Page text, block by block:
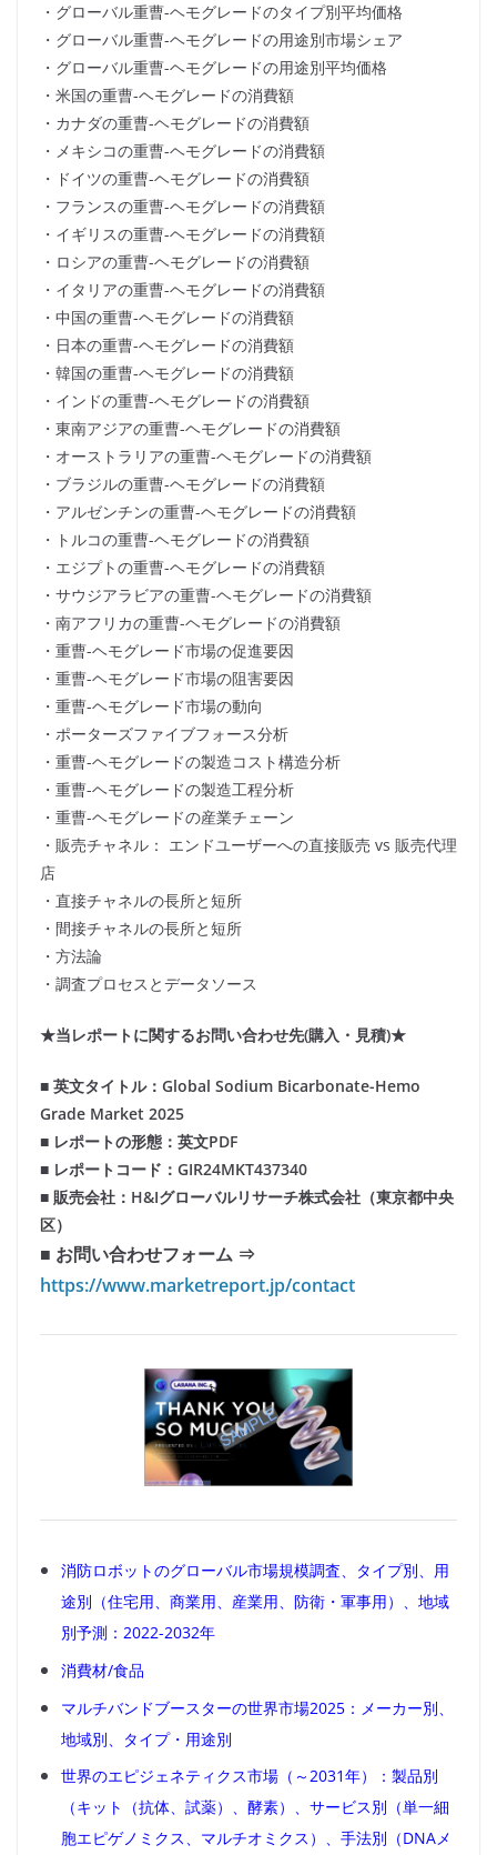
・グローバル重曹-ヘモグレードのタイプ別平均価格
・グローバル重曹-ヘモグレードの用途別市場シェア
・グローバル重曹-ヘモグレードの用途別平均価格
・米国の重曹-ヘモグレードの消費額
・カナダの重曹-ヘモグレードの消費額
・メキシコの重曹-ヘモグレードの消費額
・ドイツの重曹-ヘモグレードの消費額
・フランスの重曹-ヘモグレードの消費額
・イギリスの重曹-ヘモグレードの消費額
・ロシアの重曹-ヘモグレードの消費額
・イタリアの重曹-ヘモグレードの消費額
・中国の重曹-ヘモグレードの消費額
・日本の重曹-ヘモグレードの消費額
・韓国の重曹-ヘモグレードの消費額
・インドの重曹-ヘモグレードの消費額
・東南アジアの重曹-ヘモグレードの消費額
・オーストラリアの重曹-ヘモグレードの消費額
・ブラジルの重曹-ヘモグレードの消費額
・アルゼンチンの重曹-ヘモグレードの消費額
・トルコの重曹-ヘモグレードの消費額
・エジプトの重曹-ヘモグレードの消費額
・サウジアラビアの重曹-ヘモグレードの消費額
・南アフリカの重曹-ヘモグレードの消費額
・重曹-ヘモグレード市場の促進要因
・重曹-ヘモグレード市場の阻害要因
・重曹-ヘモグレード市場の動向
・ポーターズファイブフォース分析
・重曹-ヘモグレードの製造コスト構造分析
・重曹-ヘモグレードの製造工程分析
・重曹-ヘモグレードの産業チェーン
・販売チャネル： エンドユーザーへの直接販売 vs 販売代理
店
・直接チャネルの長所と短所
・間接チャネルの長所と短所
・方法論
・調査プロセスとデータソース
★当レポートに関するお問い合わせ先(購入・見積)★
■ 英文タイトル：Global Sodium Bicarbonate-Hemo
Grade Market 2025
■ レポートの形態：英文PDF
■ レポートコード：GIR24MKT437340
■ 販売会社：H&Iグローバルリサーチ株式会社（東京都中央
区）
■ お問い合わせフォーム ⇒
https://www.marketreport.jp/contact
消防ロボットのグローバル市場規模調査、タイプ別、用
途別（住宅用、商業用、産業用、防衛・軍事用）、地域
別予測：2022-2032年
消費材/食品
マルチバンドブースターの世界市場2025：メーカー別、
地域別、タイプ・用途別
世界のエピジェネティクス市場（～2031年）：製品別
（キット（抗体、試薬）、酵素）、サービス別（単一細
胞エピゲノミクス、マルチオミクス）、手法別（DNAメ